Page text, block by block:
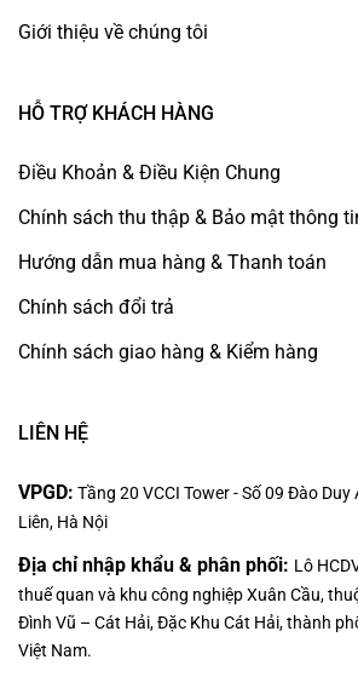
Giới thiệu về chúng tôi
HỖ TRỢ KHÁCH HÀNG
Điều Khoản & Điều Kiện Chung
Chính sách thu thập & Bảo mật thông
Hướng dẫn mua hàng & Thanh toán
Chính sách đổi trả
Chính sách giao hàng & Kiểm hàng
LIÊN HỆ
VPGD: Tầng 20 VCCI Tower - Số 09 Đào Duy
Liên, Hà Nội
Địa chỉ nhập khẩu & phân phối: Lô
thuế quan và khu công nghiệp Xuân Cầu,
Đình Vũ – Cát Hải, Đặc Khu Cát Hải, thành
Việt Nam.